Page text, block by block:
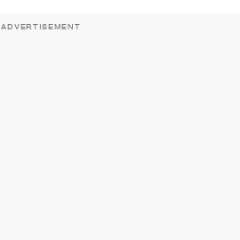
ADVERTISEMENT